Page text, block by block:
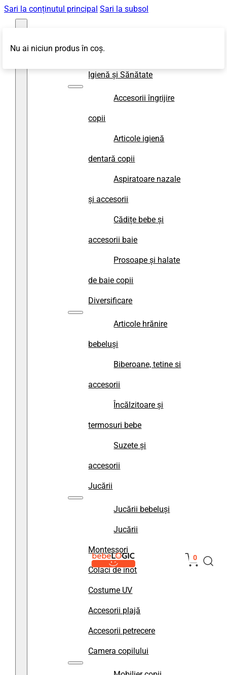
Sari la conținutul principal Sari la subsol
Igienă și Sănătate
Accesorii îngrijire
copii
Articole igienă
dentară copii
Aspiratoare nazale
și accesorii
Cădițe bebe și
accesorii baie
Prosoape și halate
de baie copii
Diversificare
Articole hrănire
bebeluși
Biberoane, tetine si
accesorii
Încălzitoare și
termosuri bebe
Suzete și
accesorii
Jucării
Jucării bebeluși
Jucării
Montessori
Colaci de înot
Costume UV
Accesorii plajă
Accesorii petrecere
Camera copilului
0
Nu ai niciun produs în coș.